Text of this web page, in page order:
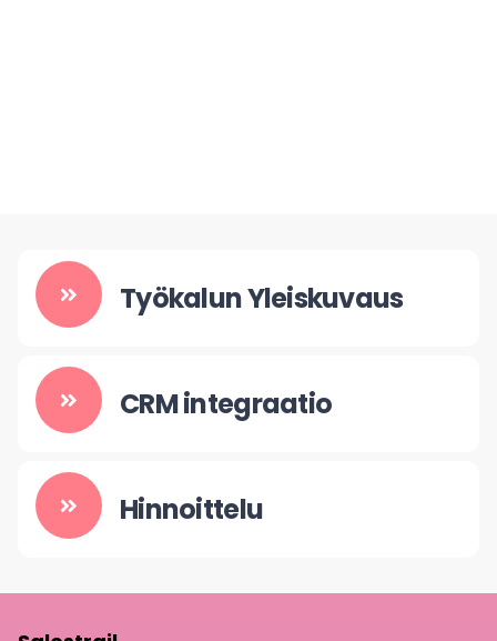
Työkalun Yleiskuvaus
CRM integraatio
Hinnoittelu